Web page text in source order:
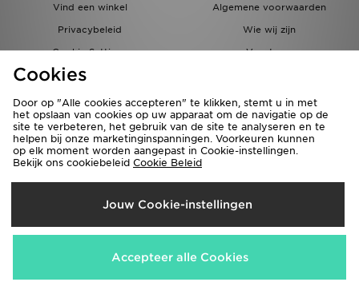
Vind een winkel
Algemene voorwaarden
Privacybeleid
Wie wij zijn
Cookie Settings
Vacatures
Bestellingen en Levering
Verzenden Naar
België
Wij accepteren de volgende betaalmethoden
Cookies
Door op "Alle cookies accepteren" te klikken, stemt u in met
het opslaan van cookies op uw apparaat om de navigatie op de
site te verbeteren, het gebruik van de site te analyseren en te
helpen bij onze marketinginspanningen. Voorkeuren kunnen
op elk moment worden aangepast in Cookie-instellingen.
Bekijk ons cookiebeleid Cookie Beleid
Jouw Cookie-instellingen
Accepteer alle Cookies